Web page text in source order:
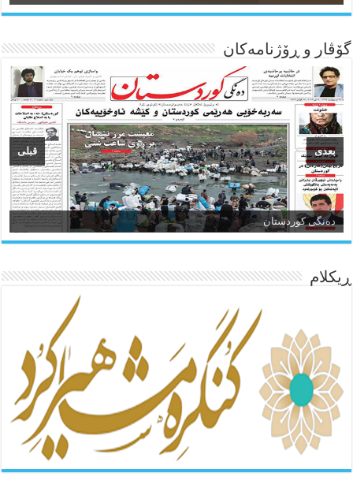
گۆڤار و ڕۆژنامه‌کان
ده‌نگی کوردستان
ئاژانسی هەواڵی مێهر
قبلی بعدی
ڕیکلام